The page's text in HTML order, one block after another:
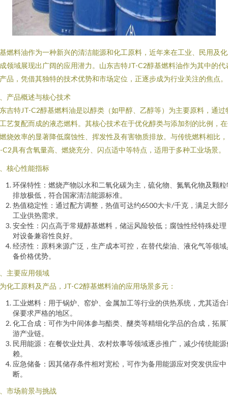
燃料油作为一种新兴的清洁能源和化工原料，近年来在工业、民用及
领域展现出广阔的应用潜力。山东吉特JT-C2醇基燃料油作为其中的代
品，凭借其独特的技术优势和市场定位，正逐步成为行业关注的焦点。
产品概述与核心技术
吉特JT-C2醇基燃料油是以醇类（如甲醇、乙醇等）为主要原料，通过
艺复配而成的液态燃料。其核心技术在于优化醇类与添加剂的比例，
烧效率的显著降低腐蚀性、挥发性及有害物质排放。与传统燃料相比，
C2具有含氧量高、燃烧充分、闪点适中等特点，适用于多种工业场景。
核心性能指标
环保特性：燃烧产物以水和二氧化碳为主，硫化物、氮氧化物及颗粒
排放极低，符合国家清洁能源标准。
热值稳定性：通过配方调整，热值可达约6500大卡/千克，满足大部
工业供热需求。
安全性：闪点高于常规醇基燃料，储运风险较低；腐蚀性经特殊处理
对设备兼容性良好。
经济性：原料来源广泛，生产成本可控，在替代柴油、液化气等领域
备价格优势。
主要应用领域
化工原料及产品，JT-C2醇基燃料油的应用场景多元：
工业燃料：用于锅炉、窑炉、金属加工等行业的供热系统，尤其适合
保要求严格的地区。
化工合成：可作为中间体参与酯类、醚类等精细化学品的合成，拓展
游产业链。
民用能源：在餐饮业灶具、农村炊事等领域逐步推广，减少传统能源
赖。
应急储备：因其储存条件相对宽松，可作为备用能源应对突发供应中
断。
市场前景与挑战